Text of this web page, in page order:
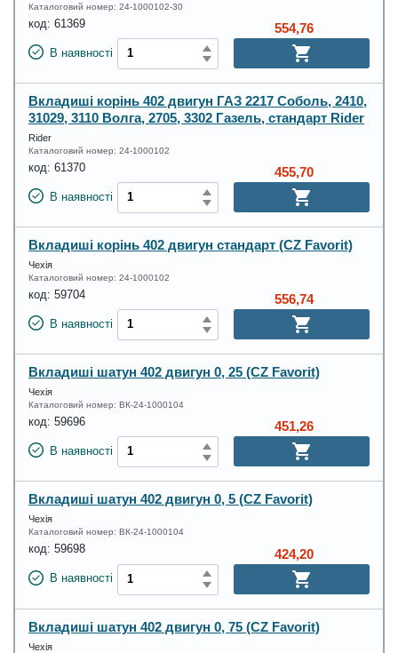
Каталоговий номер: 24-1000102-30
код: 61369
В наявності
554,76
Вкладиші корінь 402 двигун ГАЗ 2217 Соболь, 2410,
31029, 3110 Волга, 2705, 3302 Газель, стандарт Rider
Rider
Каталоговий номер: 24-1000102
код: 61370
В наявності
455,70
Вкладиші корінь 402 двигун стандарт (CZ Favorit)
Чехія
Каталоговий номер: 24-1000102
код: 59704
В наявності
556,74
Вкладиші шатун 402 двигун 0, 25 (CZ Favorit)
Чехія
Каталоговий номер: ВК-24-1000104
код: 59696
В наявності
451,26
Вкладиші шатун 402 двигун 0, 5 (CZ Favorit)
Чехія
Каталоговий номер: ВК-24-1000104
код: 59698
В наявності
424,20
Вкладиші шатун 402 двигун 0, 75 (CZ Favorit)
Чехія